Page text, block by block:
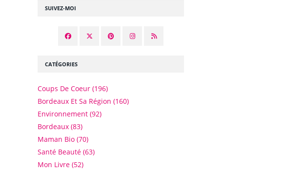
SUIVEZ-MOI
CATÉGORIES
Coups De Coeur (196)
Bordeaux Et Sa Région (160)
Environnement (92)
Bordeaux (83)
Maman Bio (70)
Santé Beauté (63)
Mon Livre (52)